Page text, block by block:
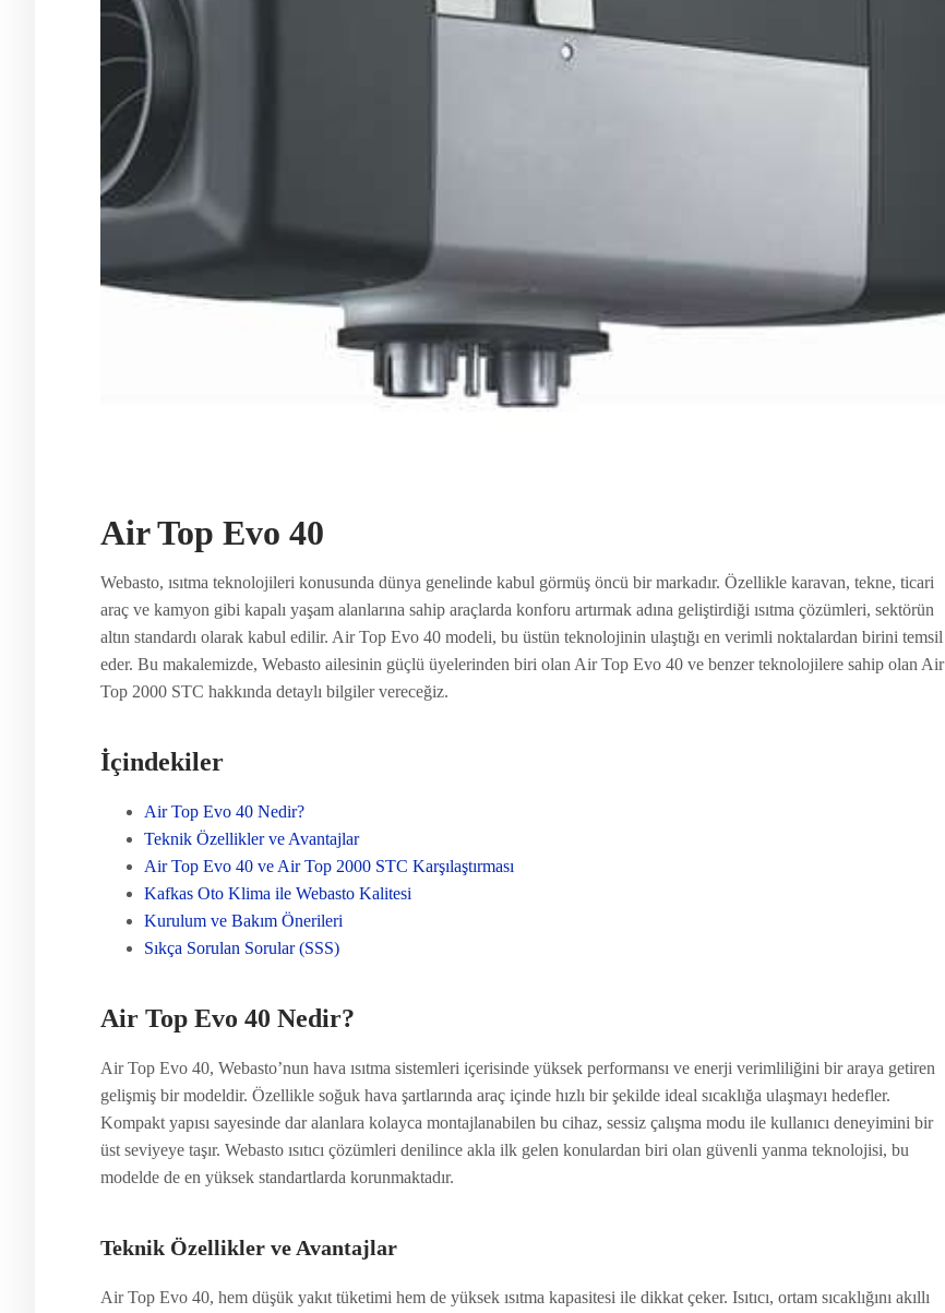
Air Top Evo 40
Webasto, ısıtma teknolojileri konusunda dünya genelinde kabul görmüş öncü bir markadır. Özellikle karavan, tekne, ticari
araç ve kamyon gibi kapalı yaşam alanlarına sahip araçlarda konforu artırmak adına geliştirdiği ısıtma çözümleri, sektörün
altın standardı olarak kabul edilir. Air Top Evo 40 modeli, bu üstün teknolojinin ulaştığı en verimli noktalardan birini temsil
eder. Bu makalemizde, Webasto ailesinin güçlü üyelerinden biri olan Air Top Evo 40 ve benzer teknolojilere sahip olan Air
Top 2000 STC hakkında detaylı bilgiler vereceğiz.
İçindekiler
Air Top Evo 40 Nedir?
Teknik Özellikler ve Avantajlar
Air Top Evo 40 ve Air Top 2000 STC Karşılaştırması
Kafkas Oto Klima ile Webasto Kalitesi
Kurulum ve Bakım Önerileri
Sıkça Sorulan Sorular (SSS)
Air Top Evo 40 Nedir?
Air Top Evo 40, Webasto’nun hava ısıtma sistemleri içerisinde yüksek performansı ve enerji verimliliğini bir araya getiren
gelişmiş bir modeldir. Özellikle soğuk hava şartlarında araç içinde hızlı bir şekilde ideal sıcaklığa ulaşmayı hedefler.
Kompakt yapısı sayesinde dar alanlara kolayca montajlanabilen bu cihaz, sessiz çalışma modu ile kullanıcı deneyimini bir
üst seviyeye taşır. Webasto ısıtıcı çözümleri denilince akla ilk gelen konulardan biri olan güvenli yanma teknolojisi, bu
modelde de en yüksek standartlarda korunmaktadır.
Teknik Özellikler ve Avantajlar
Air Top Evo 40, hem düşük yakıt tüketimi hem de yüksek ısıtma kapasitesi ile dikkat çeker. Isıtıcı, ortam sıcaklığını akıllı